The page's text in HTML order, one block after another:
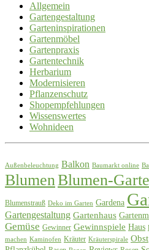
Allgemein
Gartengestaltung
Garteninspirationen
Gartenmöbel
Gartenpraxis
Gartentechnik
Herbarium
Modernisieren
Pflanzenschutz
Shopempfehlungen
Wissenswertes
Wohnideen
Außenbeleuchtung Balkon Baumarkt online
BlumenBlumen-
Blumenstrauß Deko im Garten Gardena
Gartengestaltung Gartenhaus
Gemüse Gewinner Gewinnspiele Haus
machen Kaminofen Kräuter Kräuterspirale Obst